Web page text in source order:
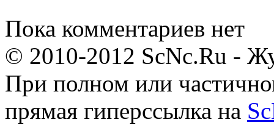
Пока комментариев нет
© 2010-2012 ScNc.Ru -
При полном или
прямая гиперссылка на